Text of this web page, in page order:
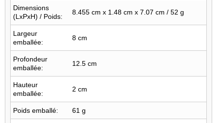
Dimensions
(LxPxH) / Poids:
8.455 cm x 1.48 cm x 7.07 cm / 52 g
Largeur
emballée:
8 cm
Profondeur
emballée:
12.5 cm
Hauteur
emballée:
2 cm
Poids emballé: 61 g